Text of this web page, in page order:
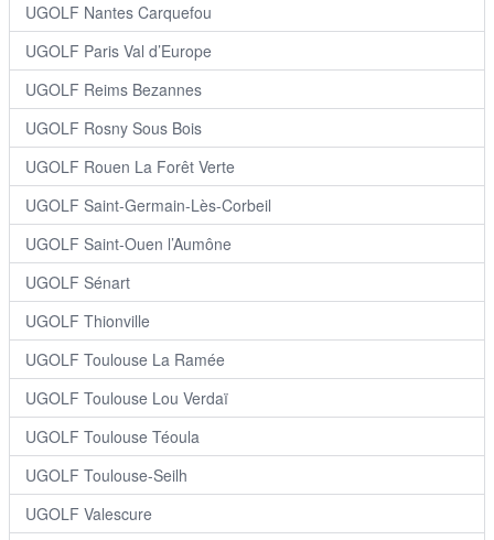
UGOLF Nantes Carquefou
UGOLF Paris Val d’Europe
UGOLF Reims Bezannes
UGOLF Rosny Sous Bois
UGOLF Rouen La Forêt Verte
UGOLF Saint-Germain-Lès-Corbeil
UGOLF Saint-Ouen l’Aumône
UGOLF Sénart
UGOLF Thionville
UGOLF Toulouse La Ramée
UGOLF Toulouse Lou Verdaï
UGOLF Toulouse Téoula
UGOLF Toulouse-Seilh
UGOLF Valescure